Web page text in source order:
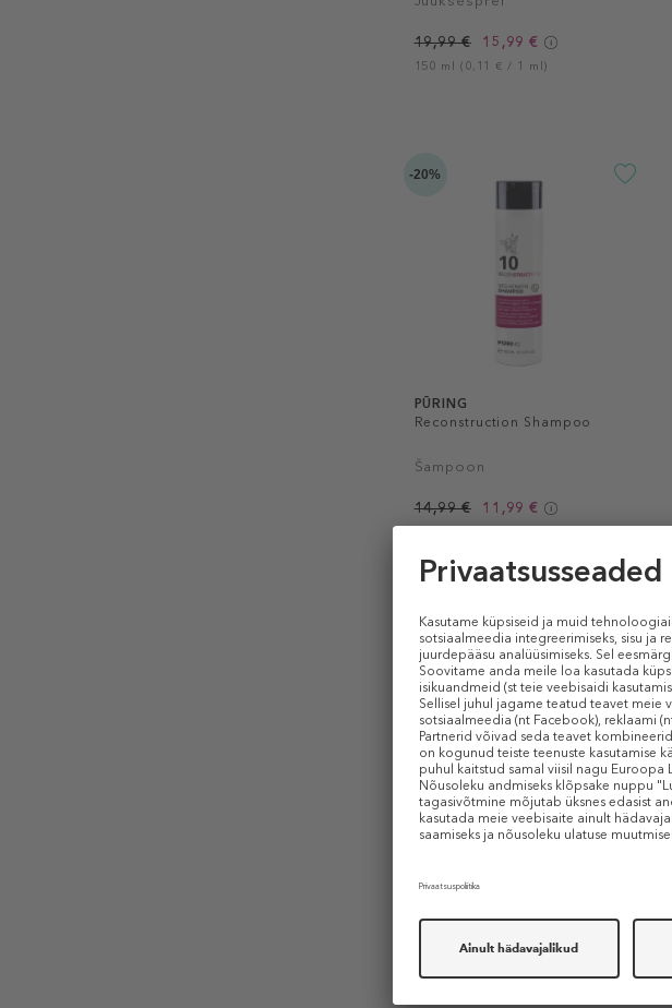
19,99 € 15,99 €
150 ml (0,11 € / 1 ml)
-20%
PŪRING
Reconstruction Shampoo
Šampoon
14,99 € 11,99 €
Liberty Crystal Serum
19,99 €